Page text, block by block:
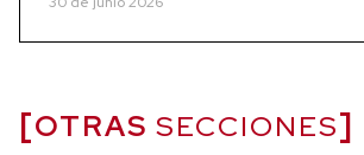
OTRAS SECCIONES